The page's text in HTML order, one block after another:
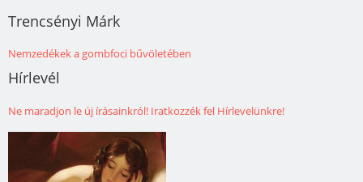
Trencsényi Márk
Nemzedékek a gombfoci bűvöletében
Hírlevél
Ne maradjon le új írásainkról! Iratkozzék fel Hírlevelünkre!